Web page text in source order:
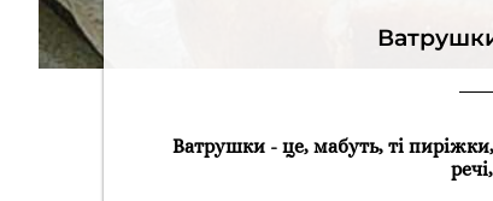
Ватрушки - це, мабуть, ті